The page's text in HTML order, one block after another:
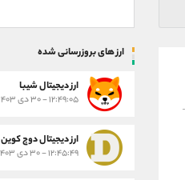
ارز های بروزرسانی شده
ارز ديجيتال شیبا
۱۲:۴۹:۰۵ - ۳۰ دی ۱۴۰۳
ارز دیجیتال دوج کوین
۱۲:۴۵:۴۹ - ۳۰ دی ۱۴۰۳